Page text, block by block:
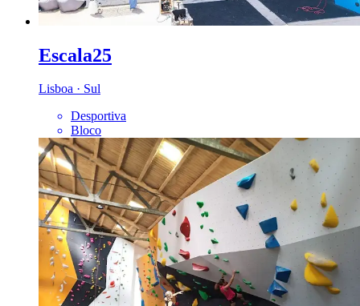
Escala25
Lisboa · Sul
Desportiva
Bloco